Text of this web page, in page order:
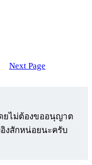
Next Page
ยไม่ต้องขออนุญาต
งสักหน่อยนะครับ